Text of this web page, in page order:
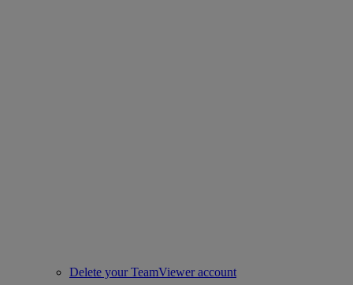
Delete your TeamViewer account